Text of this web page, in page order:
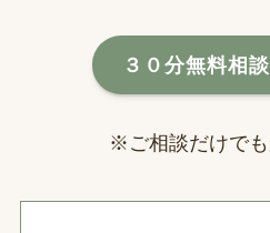
３０分無料相
※ご相談だけで